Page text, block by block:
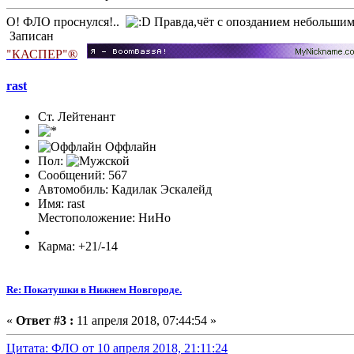
О! ФЛО проснулся!..
Правда,чёт с опозданием
Записан
"КАСПЕР"®
rast
Ст. Лейтенант
Оффлайн
Пол:
Сообщений: 567
Автомобиль: Кадилак Эскалейд
Имя: rast
Местоположение: НиНо
Карма: +21/-14
Re: Покатушки в Нижнем Новгороде.
« Ответ #3 : 11 апреля 2018, 07:44:54 »
Цитата: ФЛО от 10 апреля 2018, 21:11:24